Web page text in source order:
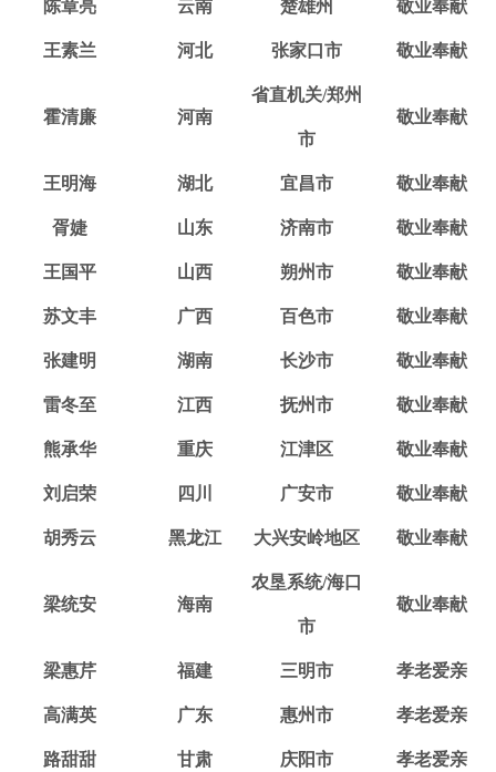
陈章亮 云南 楚雄州 敬业奉献
王素兰 河北 张家口市 敬业奉献
霍清廉 河南
省直机关/郑州
市
敬业奉献
王明海 湖北 宜昌市 敬业奉献
胥婕 山东 济南市 敬业奉献
王国平 山西 朔州市 敬业奉献
苏文丰 广西 百色市 敬业奉献
张建明 湖南 长沙市 敬业奉献
雷冬至 江西 抚州市 敬业奉献
熊承华 重庆 江津区 敬业奉献
刘启荣 四川 广安市 敬业奉献
胡秀云 黑龙江 大兴安岭地区 敬业奉献
梁统安 海南
农垦系统/海口
市
敬业奉献
梁惠芹 福建 三明市 孝老爱亲
高满英 广东 惠州市 孝老爱亲
路甜甜 甘肃 庆阳市 孝老爱亲